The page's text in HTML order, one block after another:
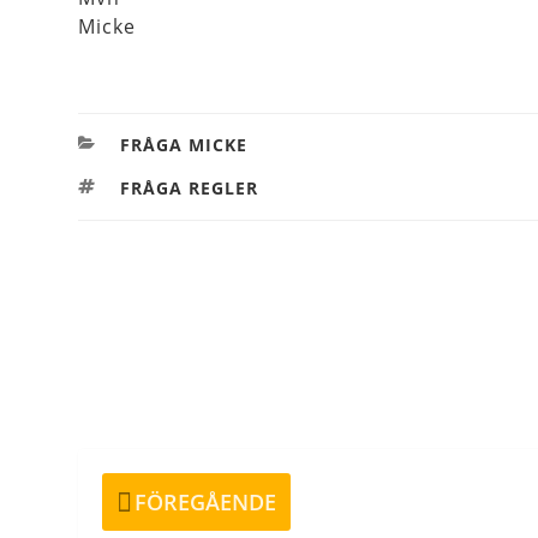
Micke
KATEGORIER
FRÅGA MICKE
TAGGAR
FRÅGA REGLER
Föregående
inlägg
FÖREGÅENDE